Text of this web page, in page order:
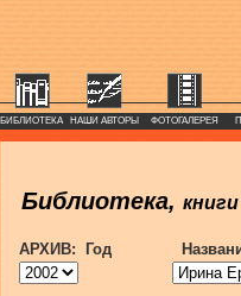
БИБЛИОТЕКА НАШИ АВТОРЫ ФОТОГАЛЕРЕЯ
Библиотека, книги
АРХИВ: Год